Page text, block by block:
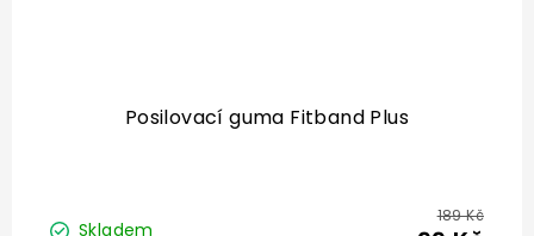
Posilovací guma Fitband Plus
Skladem
189 Kč